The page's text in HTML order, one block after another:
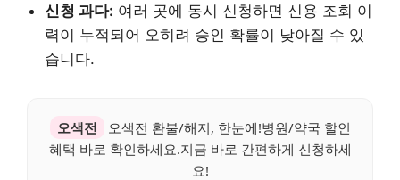
신청 과다: 여러 곳에 동시 신청하면 신용 조회 이
력이 누적되어 오히려 승인 확률이 낮아질 수 있
습니다.
오색전
오색전 환불/해지, 한눈에!병원/약국 할인
혜택 바로 확인하세요.지금 바로 간편하게 신청하세
요!